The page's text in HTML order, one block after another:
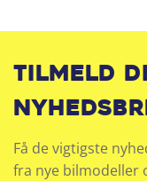
Tilmeld
Få de vigtigste
fra nye bilmodeller